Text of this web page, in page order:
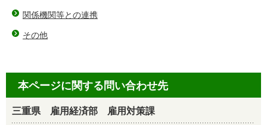
関係機関等との連携
その他
本ページに関する問い合わせ先
三重県 雇用経済部 雇用対策課